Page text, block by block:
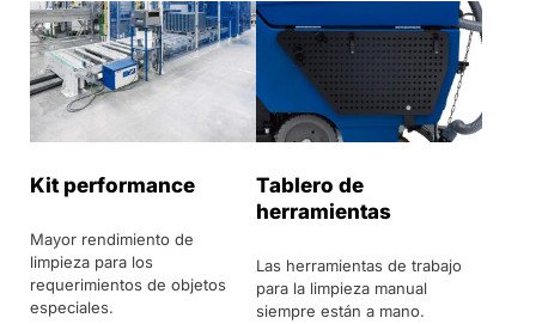
Kit performance
Mayor rendimiento de
limpieza para los
requerimientos de objetos
especiales.
Tablero de
herramientas
Las herramientas de trabajo
para la limpieza manual
siempre están a mano.